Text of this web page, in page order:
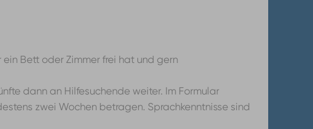
Bett oder Zimmer frei hat und gern
dann an Hilfesuchende weiter. Im Formular
zwei Wochen betragen. Sprachkenntnisse sind